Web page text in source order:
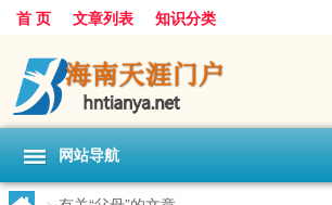
首 页 文章列表 知识分类
网站导航